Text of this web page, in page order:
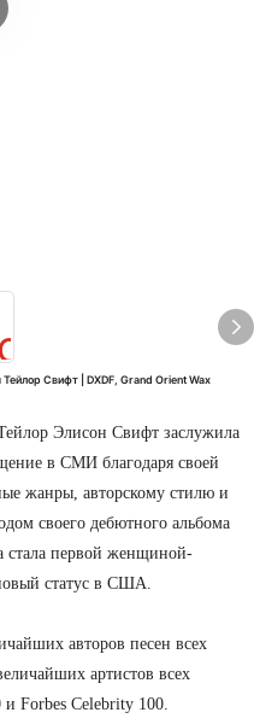
Свифт | DXDF, Grand Orient Wax
Элисон Свифт заслужила
в СМИ благодаря своей
жанры, авторскому стилю и
своего дебютного альбома
стала первой женщиной-
статус в США.
авторов песен всех
артистов всех
Forbes Celebrity 100.